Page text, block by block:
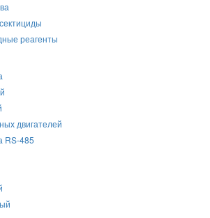
реагенты
двигателей
RS-485